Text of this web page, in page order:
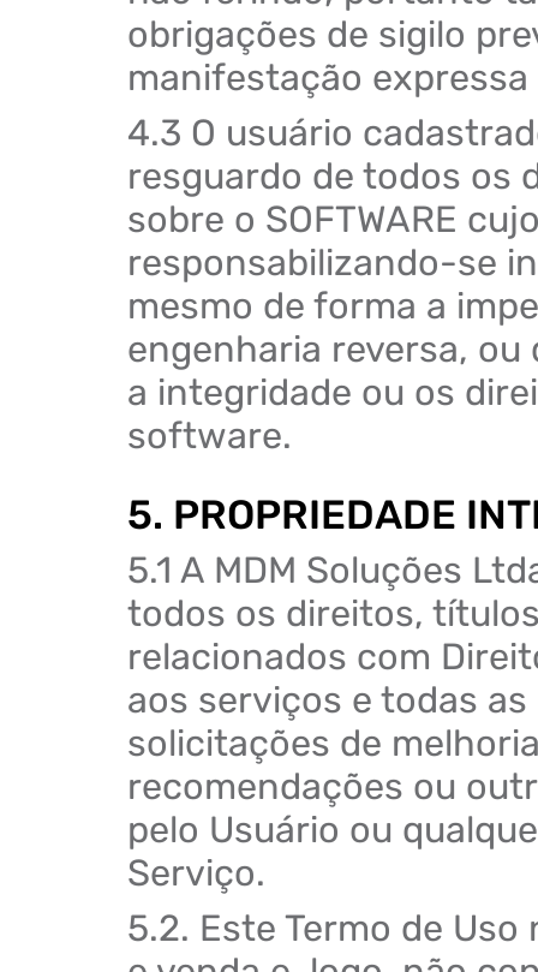
obrigações de sigilo
manifestação
4.3 O usuário
resguardo de todos os
sobre o SOFTWARE
responsabilizando-se
mesmo de forma a
engenharia reversa,
a integridade ou os
software.
5. PROPRIEDADE
5.1 A MDM Soluções
todos os direitos,
relacionados com
aos serviços e todas
solicitações de
recomendações ou
pelo Usuário ou
Serviço.
5.2. Este Termo de